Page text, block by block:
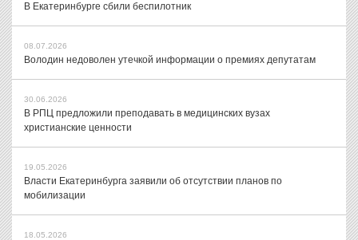
В Екатеринбурге сбили беспилотник
08.07.2026
Володин недоволен утечкой информации о премиях депутатам
30.06.2026
В РПЦ предложили преподавать в медицинских вузах
христианские ценности
19.05.2026
Власти Екатеринбурга заявили об отсутствии планов по
мобилизации
18.05.2026